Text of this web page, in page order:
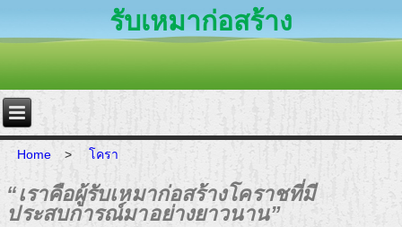
รับเหมาก่อสร้าง
Home > โครา
“เราคือผู้รับเหมาก่อสร้างโคราชที่มี
ประสบการณ์มาอย่างยาวนาน”